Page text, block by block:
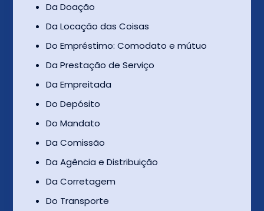
Da Doação
Da Locação das Coisas
Do Empréstimo: Comodato e mútuo
Da Prestação de Serviço
Da Empreitada
Do Depósito
Do Mandato
Da Comissão
Da Agência e Distribuição
Da Corretagem
Do Transporte